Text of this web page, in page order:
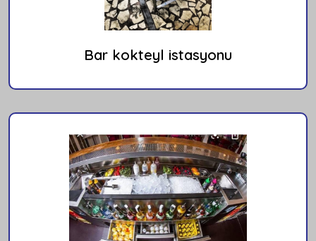
Bar kokteyl istasyonu